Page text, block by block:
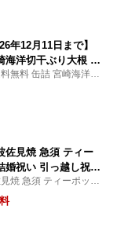
年12月11日まで】
海洋切干ぶり大根 1
根 キャンプ 保存食
災 非常用食品 災
無料 缶詰 宮崎海洋切
り 鰤 大根 キャンプ
食 長期保存 長期保
佐見焼 急須 ティー
婚祝い 引っ越し祝い
レゼント 夫婦 お誕
い お祝い きゅう
焼 急須 ティーポット
っ越し祝い 引き出物
婦 お誕生日 新生活 引